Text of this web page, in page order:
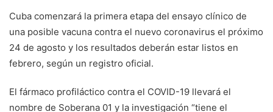
Cuba comenzará la primera etapa del ensayo clínico de
una posible vacuna contra el nuevo coronavirus el próximo
24 de agosto y los resultados deberán estar listos en
febrero, según un registro oficial.
El fármaco profiláctico contra el COVID-19 llevará el
nombre de Soberana 01 y la investigación “tiene el